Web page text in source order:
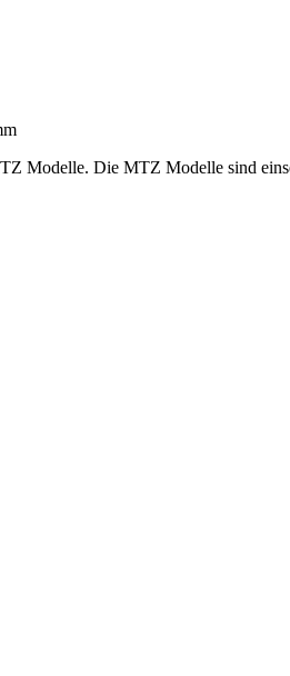
Modelle. Die MTZ Modelle sind